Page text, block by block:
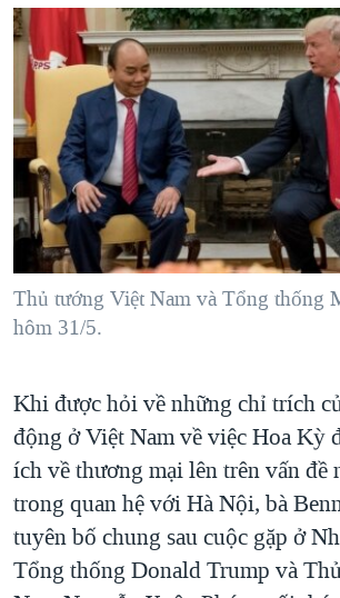
Thủ tướng Việt Nam và Tổng thống
hôm 31/5.
Khi được hỏi về những chỉ trích
động ở Việt Nam về việc Hoa Kỳ
ích về thương mại lên trên vấn đề
trong quan hệ với Hà Nội, bà
tuyên bố chung sau cuộc gặp ở
Tổng thống Donald Trump và